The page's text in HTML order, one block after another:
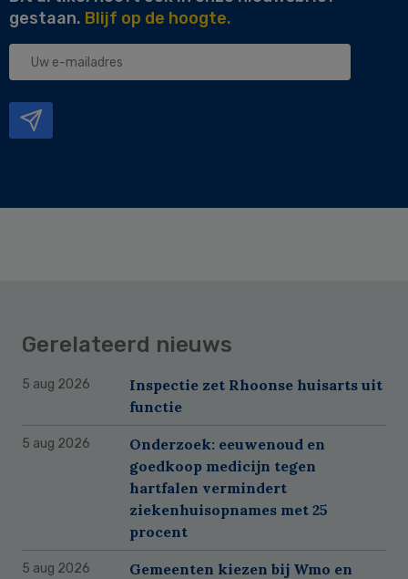
gestaan. Blijf op de hoogte.
Uw
Gerelateerd nieuws
5 aug 2026
Inspectie zet Rhoonse huisarts uit
functie
5 aug 2026
Onderzoek: eeuwenoud en
goedkoop medicijn tegen
hartfalen vermindert
ziekenhuisopnames met 25
procent
5 aug 2026
Gemeenten kiezen bij Wmo en